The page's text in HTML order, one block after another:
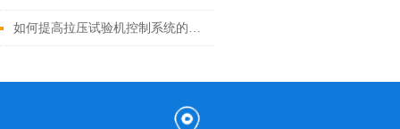
如何提高拉压试验机控制系统的稳定性？